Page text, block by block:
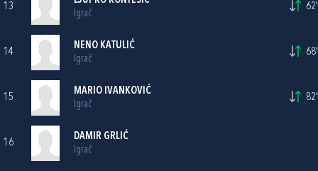
13
Igrač
62'
14
NENO KATULIĆ
Igrač
68'
15
MARIO IVANKOVIĆ
Igrač
82'
16
DAMIR GRLIĆ
Igrač